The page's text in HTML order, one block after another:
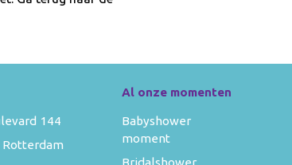
144
Al onze momenten
Babyshower
moment
Bridalshower